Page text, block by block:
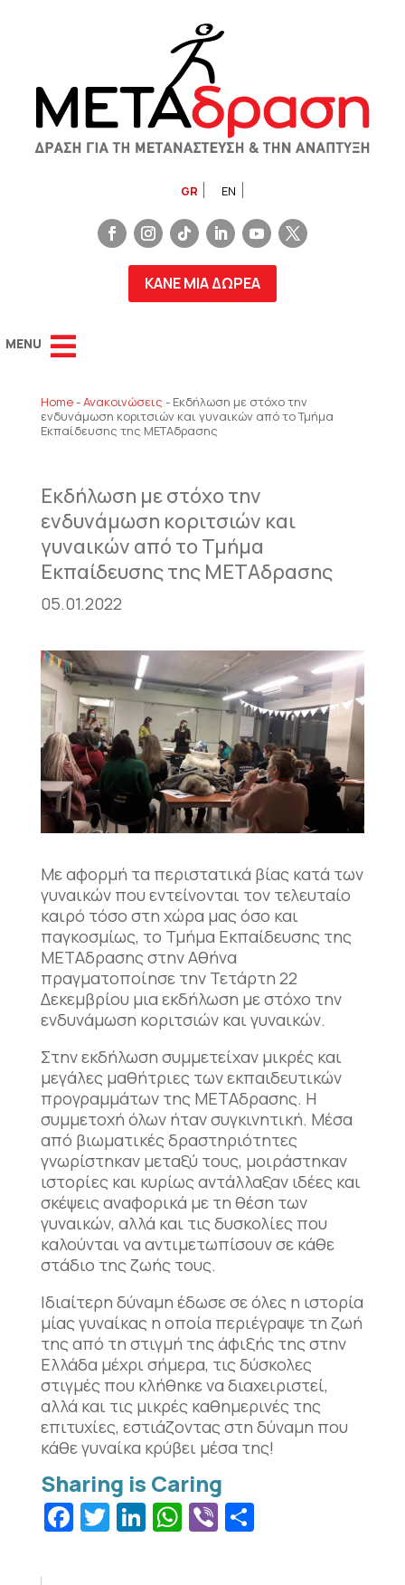
GR EN
ΚΑΝΕ ΜΙΑ ΔΩΡΕΑ
Home-Ανακοινώσεις - Εκδήλωση με στόχο την
ενδυνάμωση κοριτσιών και γυναικών από το Τμήμα
Εκπαίδευσης της ΜΕΤΑδρασης
Εκδήλωση με στόχο την
ενδυνάμωση κοριτσιών και
γυναικών από το Τμήμα
Εκπαίδευσης της ΜΕΤΑδρασης
05.01.2022
Με αφορμή τα περιστατικά βίας κατά των
γυναικών που εντείνονται τον τελευταίο
καιρό τόσο στη χώρα μας όσο και
παγκοσμίως, το Τμήμα Εκπαίδευσης της
ΜΕΤΑδρασης στην Αθήνα
πραγματοποίησε την Τετάρτη 22
Δεκεμβρίου μια εκδήλωση με στόχο την
ενδυνάμωση κοριτσιών και γυναικών.
Στην εκδήλωση συμμετείχαν μικρές και
μεγάλες μαθήτριες των εκπαιδευτικών
προγραμμάτων της ΜΕΤΑδρασης. Η
συμμετοχή όλων ήταν συγκινητική. Μέσα
από βιωματικές δραστηριότητες
γνωρίστηκαν μεταξύ τους, μοιράστηκαν
ιστορίες και κυρίως αντάλλαξαν ιδέες και
σκέψεις αναφορικά με τη θέση των
γυναικών, αλλά και τις δυσκολίες που
καλούνται να αντιμετωπίσουν σε κάθε
στάδιο της ζωής τους.
Ιδιαίτερη δύναμη έδωσε σε όλες η ιστορία
μίας γυναίκας η οποία περιέγραψε τη ζωή
της από τη στιγμή της άφιξής της στην
Ελλάδα μέχρι σήμερα, τις δύσκολες
στιγμές που κλήθηκε να διαχειριστεί,
αλλά και τις μικρές καθημερινές της
επιτυχίες, εστιάζοντας στη δύναμη που
κάθε γυναίκα κρύβει μέσα της!
Facebook
Twitter
LinkedIn
WhatsApp
Viber